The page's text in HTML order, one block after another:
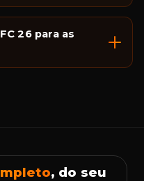
26 para as
, do seu